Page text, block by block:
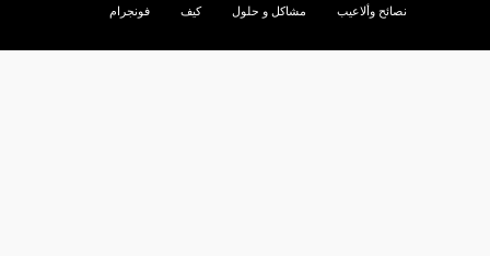
نصائح وألاعيب
مشاكل و حلول كيف فونجرام